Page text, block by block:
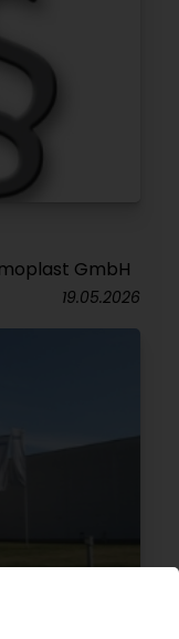
GmbH
19.05.2026